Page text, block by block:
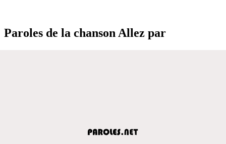
Paroles de la chanson Allez par